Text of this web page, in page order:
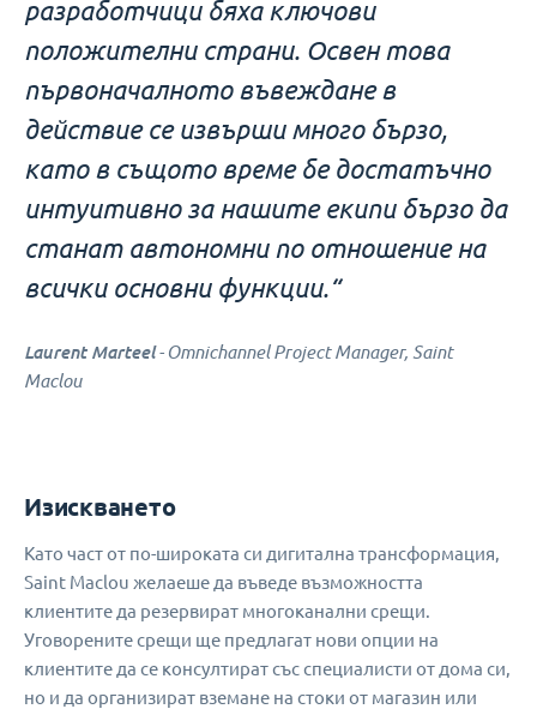
разработчици бяха ключови
положителни страни. Освен това
първоначалното въвеждане в
действие се извърши много бързо,
като в същото време бе достатъчно
интуитивно за нашите екипи бързо да
станат автономни по отношение на
всички основни функции.“
Laurent Marteel- Omnichannel Project Manager, Saint
Maclou
Изискването
Като част от по-широката си дигитална трансформация,
Saint Maclou желаеше да въведе възможността
клиентите да резервират многоканални срещи.
Уговорените срещи ще предлагат нови опции на
клиентите да се консултират със специалисти от дома си,
но и да организират вземане на стоки от магазин или